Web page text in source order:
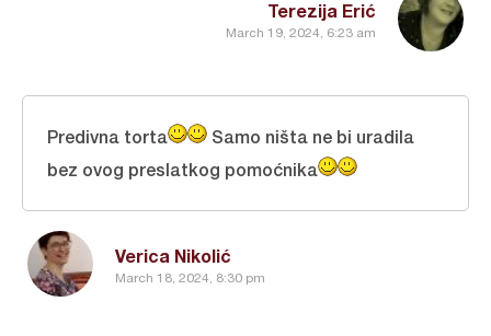
Terezija Erić
March 19, 2024, 6:23 am
Verica Nikolić
March 18, 2024, 8:30 pm
Predivna torta
Samo ništa ne bi uradila
bez ovog preslatkog pomoćnika